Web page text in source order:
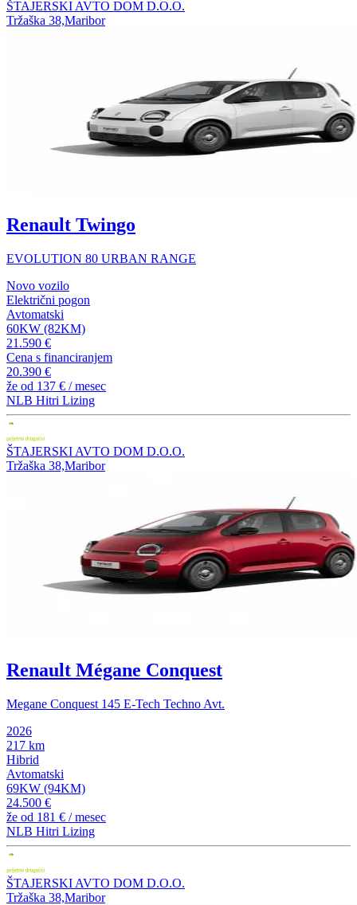
ŠTAJERSKI AVTO DOM D.O.O.
Tržaška 38,Maribor
Renault Twingo
EVOLUTION 80 URBAN RANGE
Novo vozilo
Električni pogon
Avtomatski
60KW (82KM)
21.590 €
Cena s financiranjem
20.390 €
že od 137 € / mesec
NLB Hitri Lizing
ŠTAJERSKI AVTO DOM D.O.O.
Tržaška 38,Maribor
Renault Mégane Conquest
Megane Conquest 145 E-Tech Techno Avt.
2026
217 km
Hibrid
Avtomatski
69KW (94KM)
24.500 €
že od 181 € / mesec
NLB Hitri Lizing
ŠTAJERSKI AVTO DOM D.O.O.
Tržaška 38,Maribor